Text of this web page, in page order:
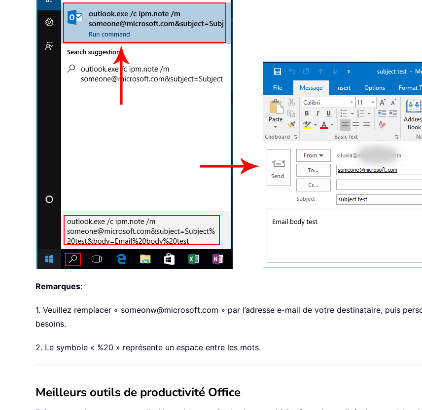
Remarques:
1. Veuillez remplacer « someonw@microsoft.com » par l’adresse e-mail de votre destinataire, puis
besoins.
2. Le symbole « %20 » représente un espace entre les mots.
Meilleurs outils de productivité Office